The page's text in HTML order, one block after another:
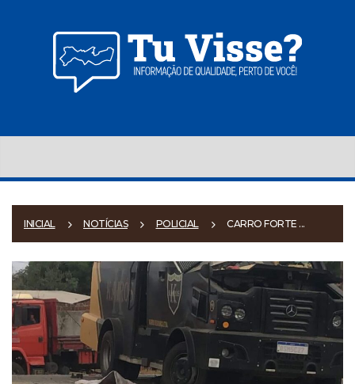
INICIAL NOTÍCIAS POLICIAL CARRO FORTE ...